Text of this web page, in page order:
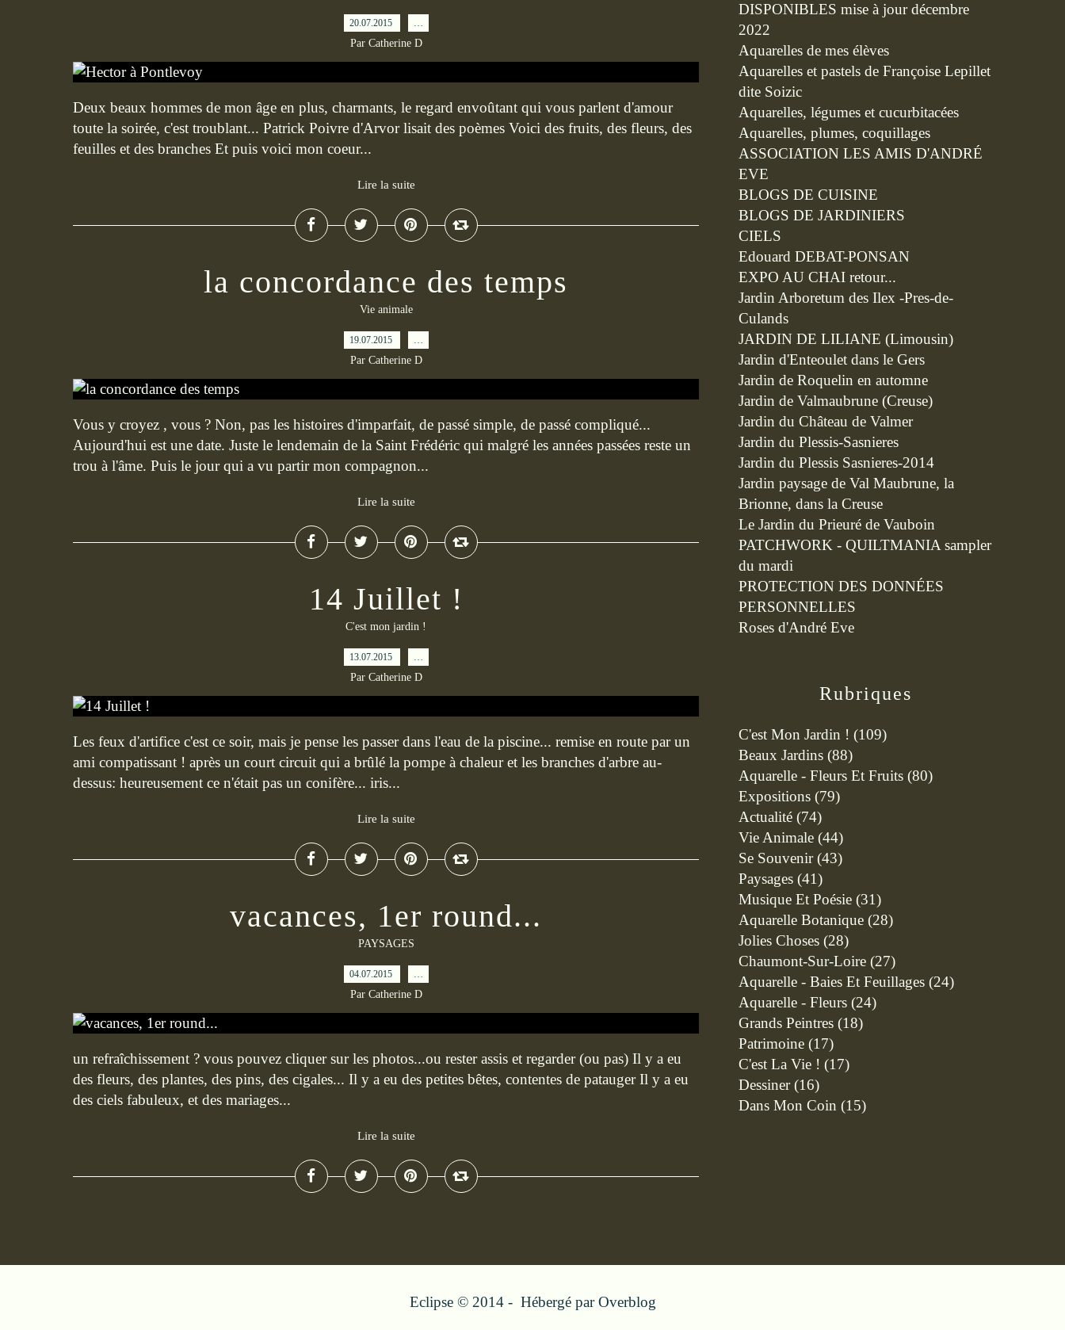
20.07.2015 …
Par Catherine D
Deux beaux hommes de mon âge en plus, charmants, le regard envoûtant qui vous parlent d'amour
toute la soirée, c'est troublant... Patrick Poivre d'Arvor lisait des poèmes Voici des fruits, des fleurs, des
feuilles et des branches Et puis voici mon coeur...
Lire la suite
la concordance des temps
Vie animale
19.07.2015 …
Par Catherine D
Vous y croyez , vous ? Non, pas les histoires d'imparfait, de passé simple, de passé compliqué...
Aujourd'hui est une date. Juste le lendemain de la Saint Frédéric qui malgré les années passées reste un
trou à l'âme. Puis le jour qui a vu partir mon compagnon...
Lire la suite
14 Juillet !
C'est mon jardin !
13.07.2015 …
Par Catherine D
Les feux d'artifice c'est ce soir, mais je pense les passer dans l'eau de la piscine... remise en route par un
ami compatissant ! après un court circuit qui a brûlé la pompe à chaleur et les branches d'arbre au-
dessus: heureusement ce n'était pas un conifère... iris...
Lire la suite
vacances, 1er round...
PAYSAGES
04.07.2015 …
Par Catherine D
un refraîchissement ? vous pouvez cliquer sur les photos...ou rester assis et regarder (ou pas) Il y a eu
des fleurs, des plantes, des pins, des cigales... Il y a eu des petites bêtes, contentes de patauger Il y a eu
des ciels fabuleux, et des mariages...
Lire la suite
Rubriques
C'est Mon Jardin ! (109)
Beaux Jardins (88)
Aquarelle - Fleurs Et Fruits (80)
Expositions (79)
Actualité (74)
Vie Animale (44)
Se Souvenir(43)
Paysages (41)
Musique Et Poésie (31)
Aquarelle Botanique (28)
Jolies Choses (28)
Chaumont-Sur-Loire (27)
Aquarelle - Baies Et Feuillages (24)
Aquarelle - Fleurs (24)
Grands Peintres (18)
Patrimoine (17)
C'est La Vie ! (17)
Dessiner(16)
Dans Mon Coin (15)
DISPONIBLES mise à jour décembre
2022
Aquarelles de mes élèves
Aquarelles et pastels de Françoise Lepillet
dite Soizic
Aquarelles, légumes et cucurbitacées
Aquarelles, plumes, coquillages
ASSOCIATION LES AMIS D'ANDRÉ
EVE
BLOGS DE CUISINE
BLOGS DE JARDINIERS
CIELS
Edouard DEBAT-PONSAN
EXPO AU CHAI retour...
Jardin Arboretum des Ilex -Pres-de-
Culands
JARDIN DE LILIANE (Limousin)
Jardin d'Enteoulet dans le Gers
Jardin de Roquelin en automne
Jardin de Valmaubrune (Creuse)
Jardin du Château de Valmer
Jardin du Plessis-Sasnieres
Jardin du Plessis Sasnieres-2014
Jardin paysage de Val Maubrune, la
Brionne, dans la Creuse
Le Jardin du Prieuré de Vauboin
PATCHWORK - QUILTMANIA sampler
du mardi
PROTECTION DES DONNÉES
PERSONNELLES
Roses d'André Eve
Eclipse © 2014 - Hébergé parOverblog